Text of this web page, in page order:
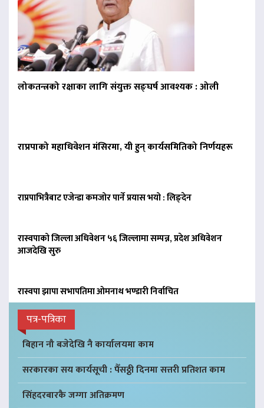
लोकतन्त्रको रक्षाका लागि संयुक्त सङ्घर्ष आवश्यक : ओली
राप्रपाको महाधिवेशन मंसिरमा, यी हुन् कार्यसमितिको निर्णयहरू
राप्रपाभित्रैबाट एजेन्डा कमजोर पार्ने प्रयास भयो : लिङ्देन
रास्वपाको जिल्ला अधिवेशन ५६ जिल्लामा सम्पन्न, प्रदेश अधिवेशन
आजदेखि सुरु
रास्वपा झापा सभापतिमा ओमनाथ भण्डारी निर्वाचित
पत्र-पत्रिका
बिहान नौ बजेदेखि नै कार्यालयमा काम
सरकारका सय कार्यसूची : पैँसठ्ठी दिनमा सत्तरी प्रतिशत काम
सिंहदरबारकै जग्गा अतिक्रमण